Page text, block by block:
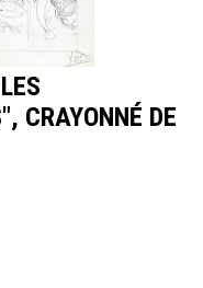
CRAYONNÉ DE